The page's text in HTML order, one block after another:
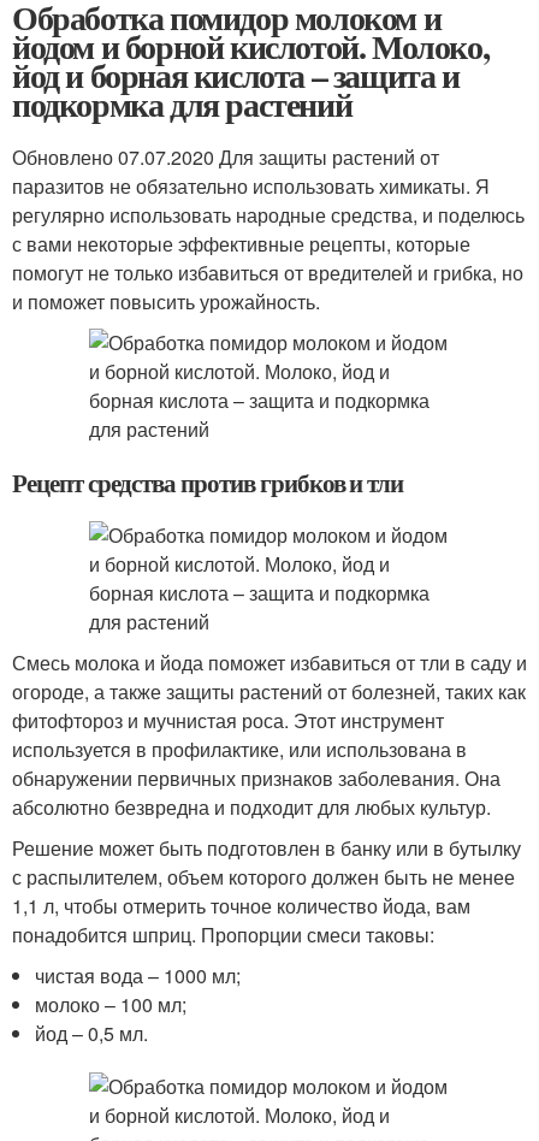
Обработка помидор молоком и
йодом и борной кислотой. Молоко,
йод и борная кислота – защита и
подкормка для растений
Обновлено 07.07.2020 Для защиты растений от
паразитов не обязательно использовать химикаты. Я
регулярно использовать народные средства, и поделюсь
с вами некоторые эффективные рецепты, которые
помогут не только избавиться от вредителей и грибка, но
и поможет повысить урожайность.
Рецепт средства против грибков и тли
Смесь молока и йода поможет избавиться от тли в саду и
огороде, а также защиты растений от болезней, таких как
фитофтороз и мучнистая роса. Этот инструмент
используется в профилактике, или использована в
обнаружении первичных признаков заболевания. Она
абсолютно безвредна и подходит для любых культур.
Решение может быть подготовлен в банку или в бутылку
с распылителем, объем которого должен быть не менее
1,1 л, чтобы отмерить точное количество йода, вам
понадобится шприц. Пропорции смеси таковы:
чистая вода – 1000 мл;
молоко – 100 мл;
йод – 0,5 мл.